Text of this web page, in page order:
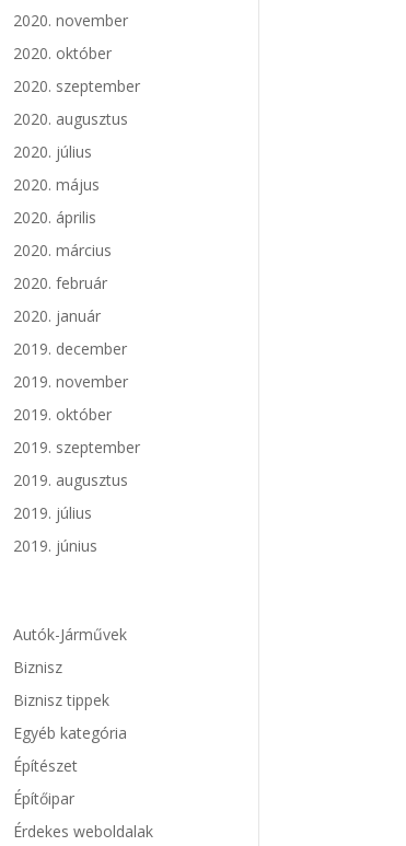
2020. november
2020. október
2020. szeptember
2020. augusztus
2020. július
2020. május
2020. április
2020. március
2020. február
2020. január
2019. december
2019. november
2019. október
2019. szeptember
2019. augusztus
2019. július
2019. június
Autók-Járművek
Biznisz
Biznisz tippek
Egyéb kategória
Építészet
Építőipar
Érdekes weboldalak